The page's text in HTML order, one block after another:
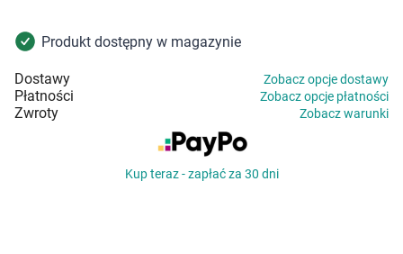
Zdrowy styl życia
Zabawki
Produkt dostępny w magazynie
Dostawy Zobacz opcje dostawy
Płatności Zobacz opcje płatności
Zwroty Zobacz warunki
Kup teraz - zapłać za 30 dni